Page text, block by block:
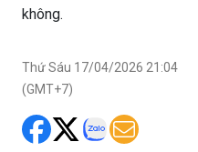
không.
Thứ Sáu 17/04/2026 21:04
(GMT+7)